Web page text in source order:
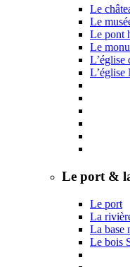
Le
Le
Le pont
Le
L’église
L’église
Le port &
Le port
La
La base
Le bois